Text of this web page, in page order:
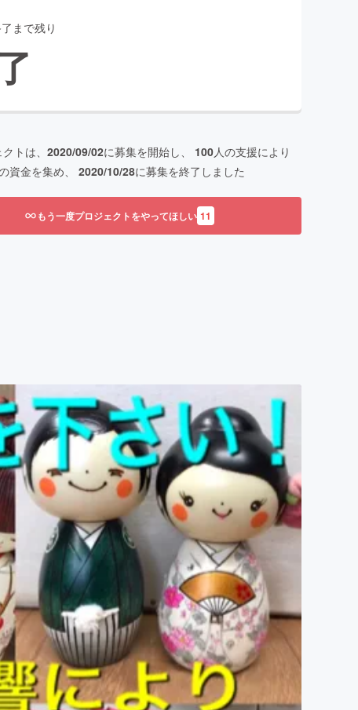
まで残り
トは、 2020/09/02に募集を開始し、 100人の支援により
資金を集め、 2020/10/28に募集を終了しました
もう一度プロジェクトをやってほしい 11